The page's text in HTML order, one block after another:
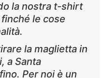
la nostra t-shirt
le cose
la maglietta in
a Santa
Per noi è un